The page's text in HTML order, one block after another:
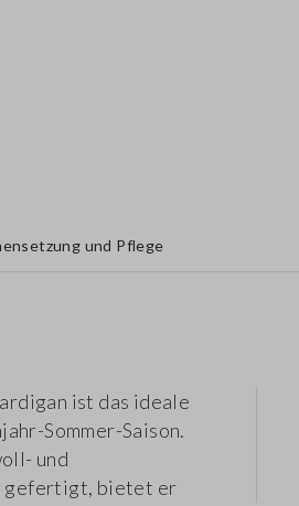
und Pflege
ist das ideale
Sommer-Saison.
und
gefertigt, bietet er